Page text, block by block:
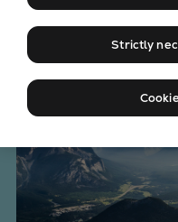
Digital Center
Press & Media
Discover
Locationfinder
Strictly